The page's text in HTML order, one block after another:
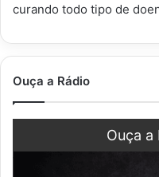
curando todo tipo de
Ouça a Rádio
Ouça a